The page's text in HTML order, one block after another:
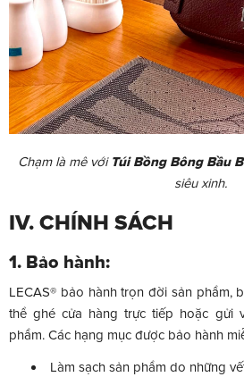
Chạm là mê với Túi Bồng Bông Bầu
siêu xinh.
IV. CHÍNH SÁCH
1. Bảo hành:
LECAS® bảo hành trọn đời sản phẩm,
thể ghé cửa hàng trực tiếp hoặc gửi
phẩm. Các hạng mục được bảo hành
Làm sạch sản phẩm do những